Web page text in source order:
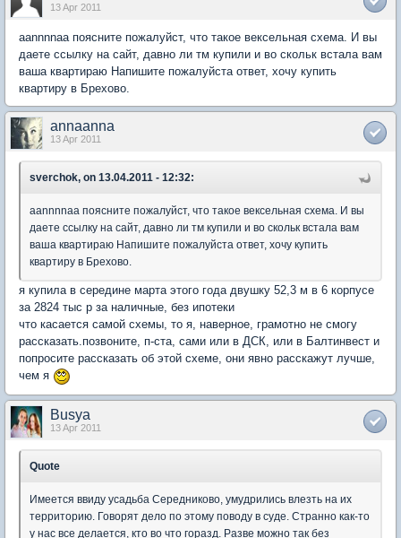
13 Apr 2011
aannnnaa поясните пожалуйст, что такое вексельная схема. И вы
даете ссылку на сайт, давно ли тм купили и во скольк встала вам
ваша квартираю Напишите пожалуйста ответ, хочу купить
квартиру в Брехово.
annaanna
13 Apr 2011
sverchok, on 13.04.2011 - 12:32:
aannnnaa поясните пожалуйст, что такое вексельная схема. И вы
даете ссылку на сайт, давно ли тм купили и во скольк встала вам
ваша квартираю Напишите пожалуйста ответ, хочу купить
квартиру в Брехово.
я купила в середине марта этого года двушку 52,3 м в 6 корпусе
за 2824 тыс р за наличные, без ипотеки
что касается самой схемы, то я, наверное, грамотно не смогу
рассказать.позвоните, п-ста, сами или в ДСК, или в Балтинвест и
попросите рассказать об этой схеме, они явно расскажут лучше,
чем я
Busya
13 Apr 2011
Quote
Имеется ввиду усадьба Середниково, умудрились влезть на их
территорию. Говорят дело по этому поводу в суде. Странно как-то
у нас все делается, кто во что горазд. Разве можно так без